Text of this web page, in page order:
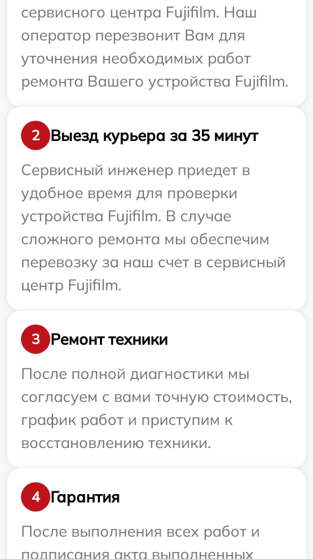
сервисного центра Fujifilm. Наш
оператор перезвонит Вам для
уточнения необходимых работ
ремонта Вашего устройства Fujifilm.
2
Выезд курьера за 35 минут
Сервисный инженер приедет в
удобное время для проверки
устройства Fujifilm. В случае
сложного ремонта мы обеспечим
перевозку за наш счет в сервисный
центр Fujifilm.
3
Ремонт техники
После полной диагностики мы
согласуем с вами точную стоимость,
график работ и приступим к
восстановлению техники.
4
Гарантия
После выполнения всех работ и
подписания акта выполненных